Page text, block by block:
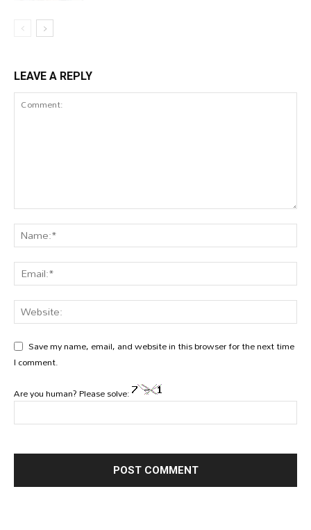
LEAVE A REPLY
Save my name, email, and website in this browser for the next time
I comment.
Are you human? Please solve: